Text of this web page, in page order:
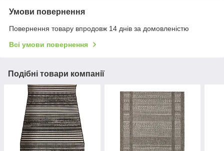
Умови повернення
Повернення товару впродовж 14 днів за домовленістю
Всі умови повернення
Подібні товари компанії